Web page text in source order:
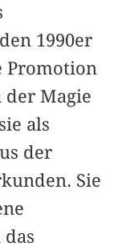
1990er
Promotion
Magie
als
der
Sie